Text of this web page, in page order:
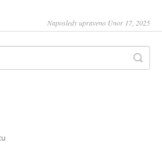
Naposledy upraveno Únor 17, 2025